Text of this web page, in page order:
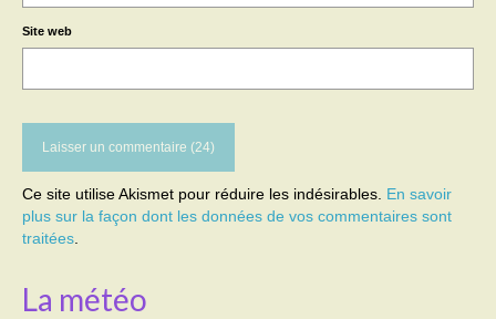
Site web
Ce site utilise Akismet pour réduire les indésirables. En savoir
plus sur la façon dont les données de vos commentaires sont
traitées
La météo